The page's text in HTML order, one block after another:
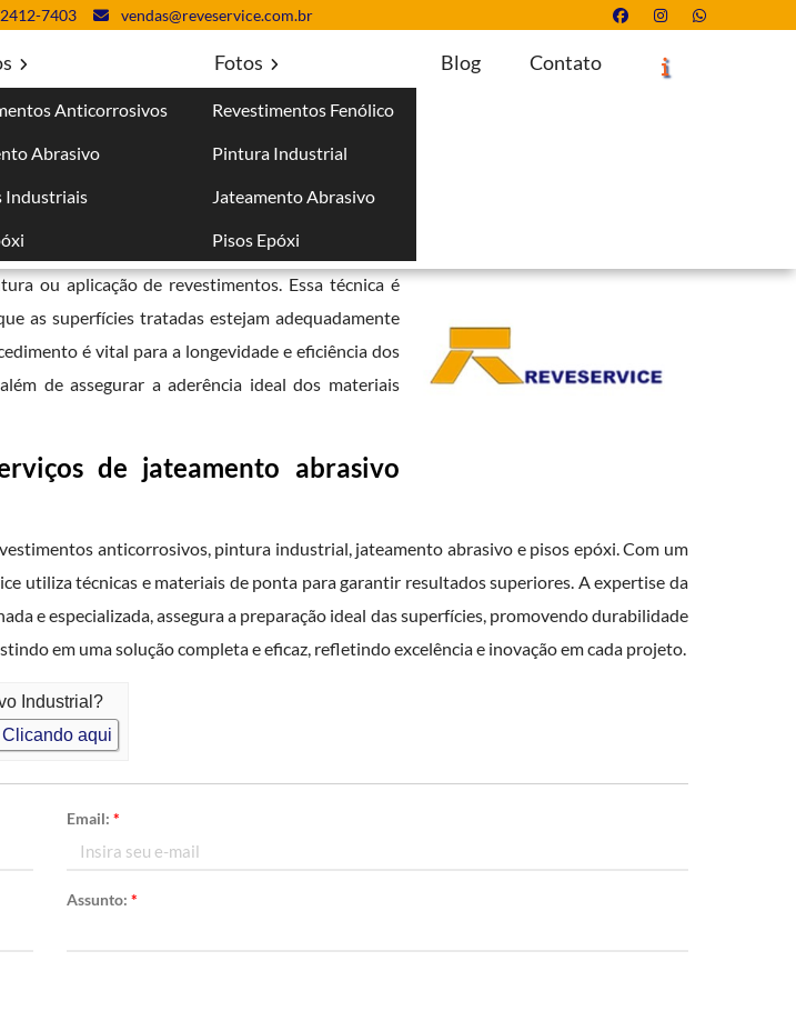
7403 vendas@reveservice.com.br
Anticorrosivos
Abrasivo
Industriais
Fotos
Revestimentos Fenólico
Pintura Industrial
Jateamento Abrasivo
Pisos Epóxi
Blog Contato
Solicite um Orçamento
limpeza e preparação de superfícies, removendo
ou aplicação de revestimentos. Essa técnica é
as superfícies tratadas estejam adequadamente
é vital para a longevidade e eficiência dos
de assegurar a aderência ideal dos materiais
de jateamento abrasivo
anticorrosivos, pintura industrial, jateamento abrasivo e pisos epóxi. Com um
utiliza técnicas e materiais de ponta para garantir resultados superiores. A expertise da
e especializada, assegura a preparação ideal das superfícies, promovendo durabilidade
em uma solução completa e eficaz, refletindo excelência e inovação em cada projeto.
Industrial?
Clicando aqui
Email: *
Assunto: *